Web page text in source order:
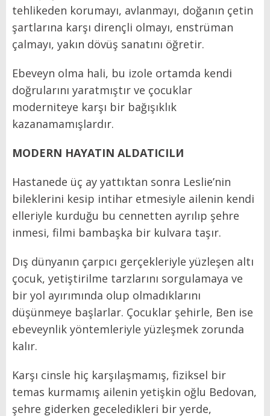
tehlikeden korumayı, avlanmayı, doğanın çetin
şartlarına karşı dirençli olmayı, enstrüman
çalmayı, yakın dövüş sanatını öğretir.
Ebeveyn olma hali, bu izole ortamda kendi
doğrularını yaratmıştır ve çocuklar
moderniteye karşı bir bağışıklık
kazanamamışlardır.
MODERN HAYATIN ALDATICILI⁄I
Hastanede üç ay yattıktan sonra Leslie’nin
bileklerini kesip intihar etmesiyle ailenin kendi
elleriyle kurduğu bu cennetten ayrılıp şehre
inmesi, filmi bambaşka bir kulvara taşır.
Dış dünyanın çarpıcı gerçekleriyle yüzleşen altı
çocuk, yetiştirilme tarzlarını sorgulamaya ve
bir yol ayırımında olup olmadıklarını
düşünmeye başlarlar. Çocuklar şehirle, Ben ise
ebeveynlik yöntemleriyle yüzleşmek zorunda
kalır.
Karşı cinsle hiç karşılaşmamış, fiziksel bir
temas kurmamış ailenin yetişkin oğlu Bedovan,
şehre giderken geceledikleri bir yerde,